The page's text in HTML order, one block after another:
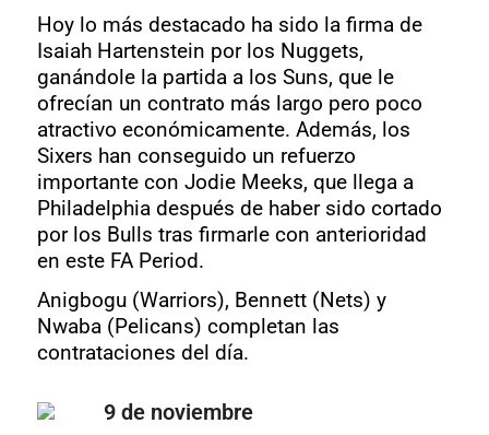
Hoy lo más destacado ha sido la firma de
Isaiah Hartenstein por los Nuggets,
ganándole la partida a los Suns, que le
ofrecían un contrato más largo pero poco
atractivo económicamente. Además, los
Sixers han conseguido un refuerzo
importante con Jodie Meeks, que llega a
Philadelphia después de haber sido cortado
por los Bulls tras firmarle con anterioridad
en este FA Period.
Anigbogu (Warriors), Bennett (Nets) y
Nwaba (Pelicans) completan las
contrataciones del día.
9 de noviembre